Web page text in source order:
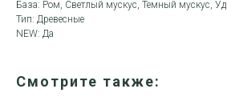
База: Ром, Светлый мускус, Темный мускус, Уд
Тип: Древесные
NEW: Да
Смотрите также: